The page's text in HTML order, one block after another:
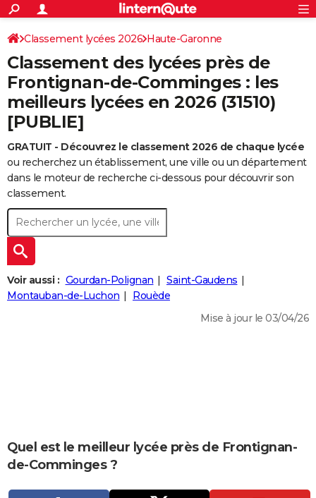
ACTUALITÉS
Politique
Société
Faits Divers
Education
Monde
Villes
+
SPORT
Coupe du monde 2026
Football
Tennis
Cyclisme
Rugby
Forum
Programme TV
TNT
Streaming
Cinéma
Sorties cinéma
Musique
+
FINANCE
Retraite
Impôts
Epargne
Immobilier
Risques naturels par ville
Banque
Assurance
Crédit
AUTO
Réserver un essai
Citadines
Berlines
Forum auto
HIGH-TECH
BRICOLAGE
Aménagement intérieur
Cuisine
Jardinage
+ WEEK-END
Guides de France
Escapades
Patrimoine
Expositions
Musées
Week-end nature
+
LIFESTYLE
SANTE
Alimentation
Guide de la santé
Maladies
Médicaments
Sommeil
+
Carte de Noël
Carte Bonne année
Carte Saint-Valentin
Carte Pâques
Carte d'anniversaire
DICTIONNAIRE
Dictionnaire
Biographies
Citations
Expressions
Proverbes
S'inscrire
Connexion
Classement lycées 2026 Haute-Garonne
Classement des lycées près de
Frontignan-de-Comminges : les
meilleurs lycées en 2026 (31510)
[PUBLIE]
GRATUIT - Découvrez le classement 2026 de chaque lycée
ou recherchez un établissement, une ville ou un département
dans le moteur de recherche ci-dessous pour découvrir son
classement.
Voir aussi : Gourdan-Polignan
Saint-Gaudens
Montauban-de-Luchon
Rouède
Mise à jour le 03/04/26
Quel est le meilleur lycée près de Frontignan-
de-Comminges ?